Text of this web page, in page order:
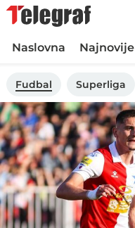
Naslovna Najnovije
Fudbal Superliga